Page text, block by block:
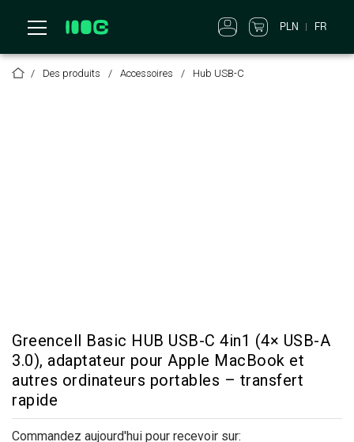
PLN FR
Des produits Accessoires Hub USB-C
Greencell Basic HUB USB-C 4in1 (4× USB-A
3.0), adaptateur pour Apple MacBook et
autres ordinateurs portables – transfert
rapide
Commandez aujourd'hui pour recevoir sur: